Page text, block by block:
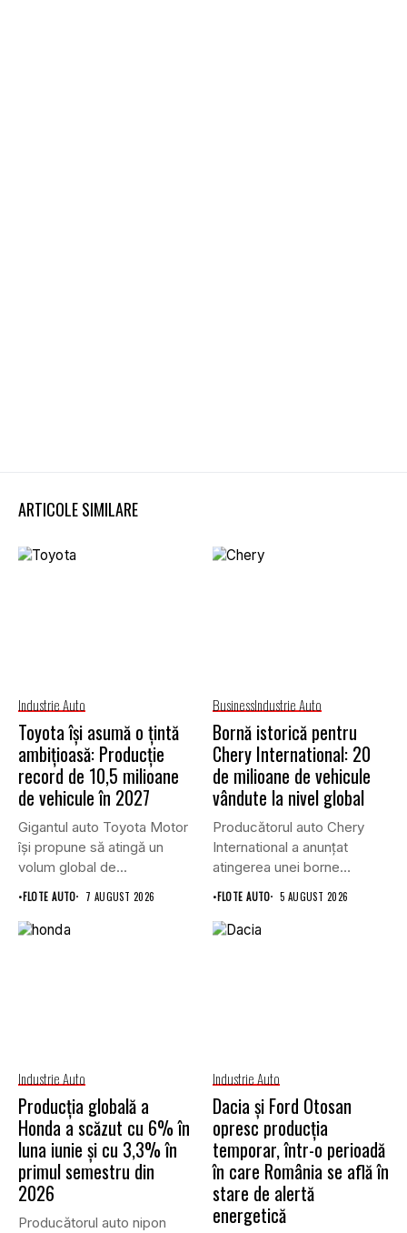
ARTICOLE SIMILARE
Industrie Auto
Toyota își asumă o țintă
ambițioasă: Producție
record de 10,5 milioane
de vehicule în 2027
Gigantul auto Toyota Motor
își propune să atingă un
volum global de...
•FLOTE AUTO 7 AUGUST 2026
BusinessIndustrie Auto
Bornă istorică pentru
Chery International: 20
de milioane de vehicule
vândute la nivel global
Producătorul auto Chery
International a anunțat
atingerea unei borne
istorice în industria...
•FLOTE AUTO 5 AUGUST 2026
Industrie Auto
Producția globală a
Honda a scăzut cu 6% în
luna iunie și cu 3,3% în
primul semestru din
2026
Producătorul auto nipon
Industrie Auto
Dacia și Ford Otosan
opresc producția
temporar, într-o perioadă
în care România se află în
stare de alertă
energetică